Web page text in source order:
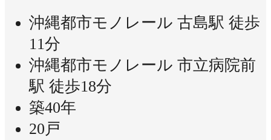
沖縄都市モノレール 古島駅 徒歩
11分
沖縄都市モノレール 市立病院前
駅 徒歩18分
築40年
20戸